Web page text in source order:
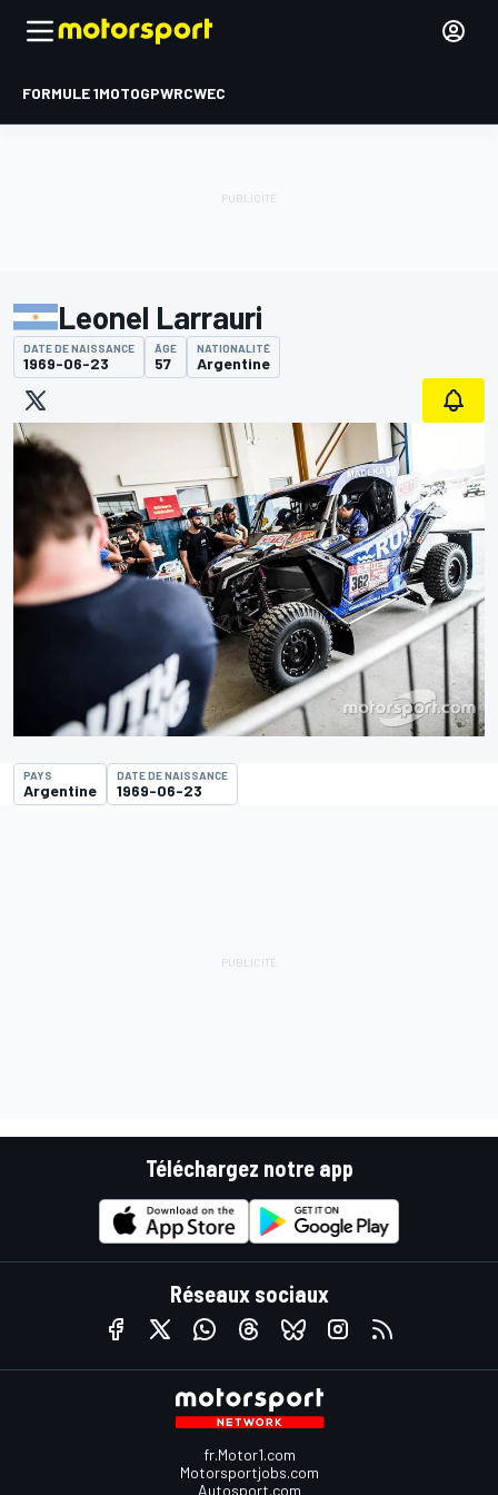
FORMULE 1MOTOGPWRCWEC
Leonel Larrauri
DATE DE NAISSANCE
1969-06-23
ÂGE
57
NATIONALITÉ
Argentine
PAYS
Argentine
DATE DE NAISSANCE
1969-06-23
Téléchargez notre app
Réseaux sociaux
fr.Motor1.com
Motorsportjobs.com
Autosport.com